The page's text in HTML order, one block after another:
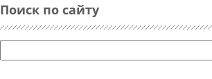
Поиск по сайту